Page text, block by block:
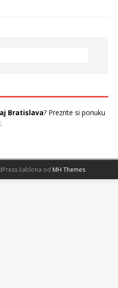
Bratislava? Prezrite si ponuku
šablona od MH Themes